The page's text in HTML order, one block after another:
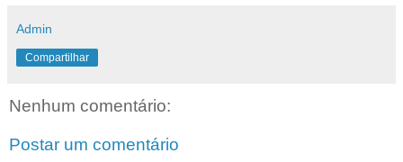
Admin
Compartilhar
Nenhum comentário:
Postar um comentário